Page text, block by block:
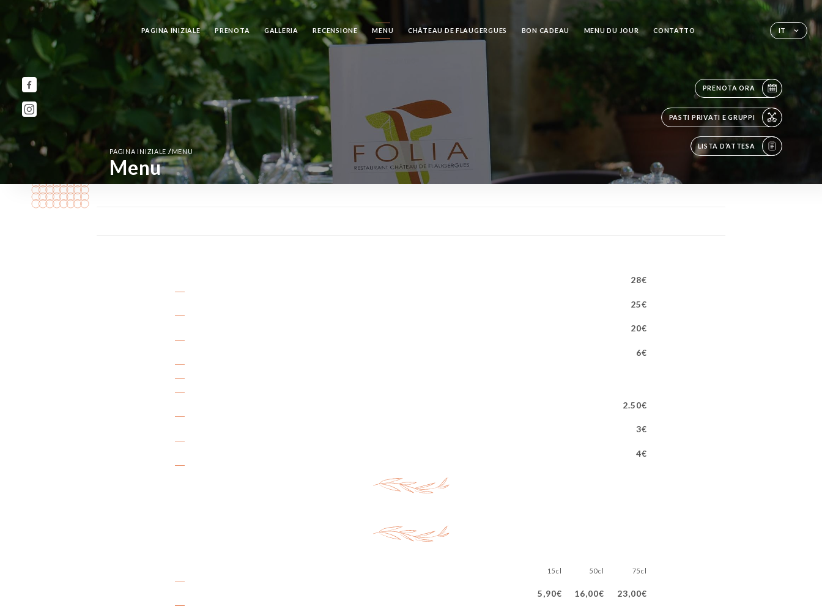
IT
PAGINA INIZIALE PRENOTA GALLERIA RECENSIONE MENU CHÂTEAU DE FLAUGERGUES BON CADEAU MENU DU JOUR CONTATTO
PRENOTA ORA
PASTI PRIVATI E GRUPPI
LISTA D’ATTESA
PAGINA INIZIALE / MENU
Menu
28€
25€
20€
6€
2.50€
3€
4€
15cl 50cl 75cl
5,90€ 16,00€ 23,00€